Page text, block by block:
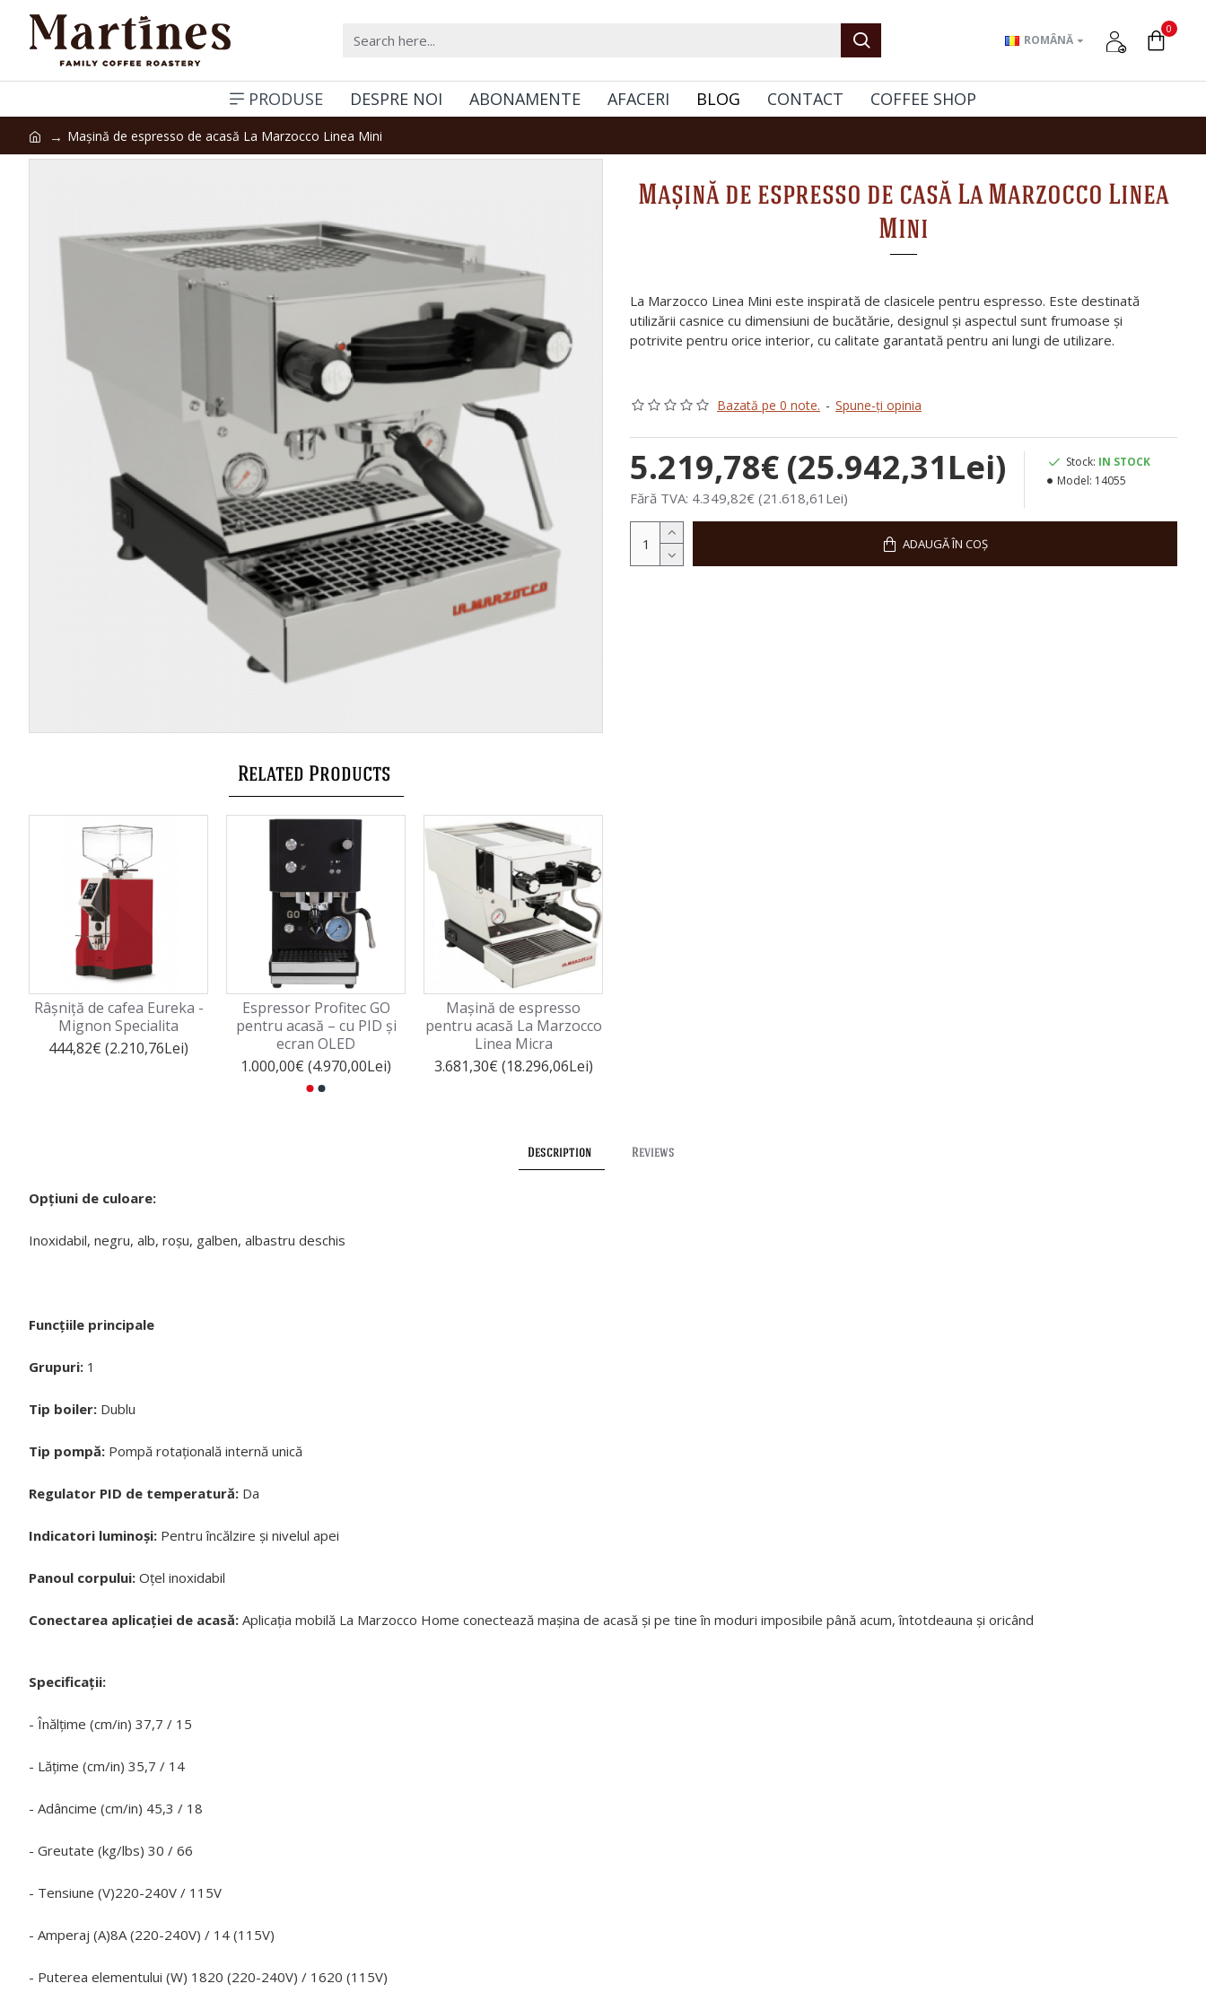
ROMÂNĂ
0
PRODUSE DESPRE NOI ABONAMENTE AFACERI BLOG CONTACT COFFEE SHOP
Mașină de espresso de acasă La Marzocco Linea Mini
Related Products
Râșniță de cafea Eureka -
Mignon Specialita
444,82€ (2.210,76Lei)
Espressor Profitec GO
pentru acasă – cu PID și
ecran OLED
1.000,00€ (4.970,00Lei)
Mașină de espresso
pentru acasă La Marzocco
Linea Micra
3.681,30€ (18.296,06Lei)
Mașină de espresso de casă La Marzocco Linea
Mini
La Marzocco Linea Mini este inspirată de clasicele pentru espresso. Este destinată
utilizării casnice cu dimensiuni de bucătărie, designul și aspectul sunt frumoase și
potrivite pentru orice interior, cu calitate garantată pentru ani lungi de utilizare.
Bazată pe 0 note. - Spune-ţi opinia
5.219,78€ (25.942,31Lei)
Fără TVA: 4.349,82€ (21.618,61Lei)
Stock: IN STOCK
Model: 14055
ADAUGĂ ÎN COȘ
Description Reviews
Opțiuni de culoare:
Inoxidabil, negru, alb, roșu, galben, albastru deschis
Funcțiile principale
Grupuri: 1
Tip boiler: Dublu
Tip pompă: Pompă rotațională internă unică
Regulator PID de temperatură: Da
Indicatori luminoși: Pentru încălzire și nivelul apei
Panoul corpului: Oțel inoxidabil
Conectarea aplicației de acasă: Aplicația mobilă La Marzocco Home conectează mașina de acasă și pe tine în moduri imposibile până acum, întotdeauna și oricând
Specificații:
- Înălțime (cm/in) 37,7 / 15
- Lățime (cm/in) 35,7 / 14
- Adâncime (cm/in) 45,3 / 18
- Greutate (kg/lbs) 30 / 66
- Tensiune (V)220-240V / 115V
- Amperaj (A)8A (220-240V) / 14 (115V)
- Puterea elementului (W) 1820 (220-240V) / 1620 (115V)